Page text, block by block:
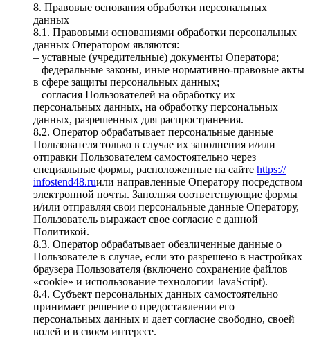
8. Правовые основания обработки персональных
данных
8.1. Правовыми основаниями обработки персональных
данных Оператором являются:
– уставные (учредительные) документы Оператора;
– федеральные законы, иные нормативно-правовые акты
в сфере защиты персональных данных;
– согласия Пользователей на обработку их
персональных данных, на обработку персональных
данных, разрешенных для распространения.
8.2. Оператор обрабатывает персональные данные
Пользователя только в случае их заполнения и/или
отправки Пользователем самостоятельно через
специальные формы, расположенные на сайте https://
infostend48.ruили направленные Оператору посредством
электронной почты. Заполняя соответствующие формы
и/или отправляя свои персональные данные Оператору,
Пользователь выражает свое согласие с данной
Политикой.
8.3. Оператор обрабатывает обезличенные данные о
Пользователе в случае, если это разрешено в настройках
браузера Пользователя (включено сохранение файлов
«cookie» и использование технологии JavaScript).
8.4. Субъект персональных данных самостоятельно
принимает решение о предоставлении его
персональных данных и дает согласие свободно, своей
волей и в своем интересе.